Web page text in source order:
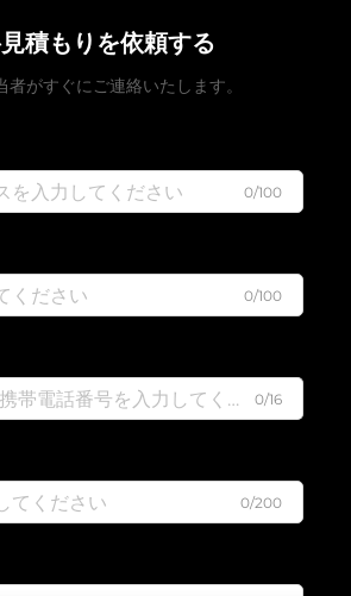
積もりを依頼する
者がすぐにご連絡いたします。
0/100
0/100
0/16
0/200